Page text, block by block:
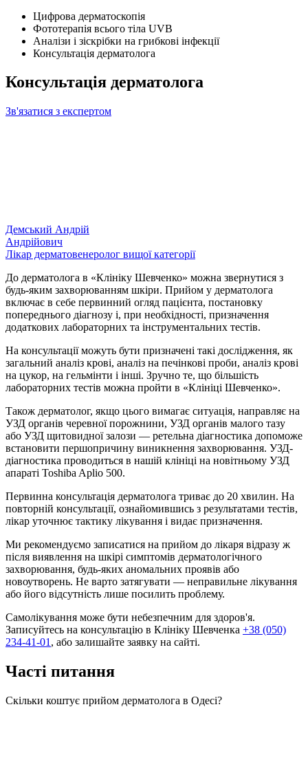
Цифрова дерматоскопія
Фототерапія всього тіла UVB
Аналізи і зіскрібки на грибкові інфекції
Консультація дерматолога
Консультація дерматолога
Зв'язатися з експертом
Демський Андрій
Андрійович
Лікар дерматовенеролог вищої категорії
До дерматолога в «Клініку Шевченко» можна звернутися з
будь-яким захворюванням шкіри. Прийом у дерматолога
включає в себе первинний огляд пацієнта, постановку
попереднього діагнозу і, при необхідності, призначення
додаткових лабораторних та інструментальних тестів.
На консультації можуть бути призначені такі дослідження, як
загальний аналіз крові, аналіз на печінкові проби, аналіз крові
на цукор, на гельмінти і інші. Зручно те, що більшість
лабораторних тестів можна пройти в «Клініці Шевченко».
Також дерматолог, якщо цього вимагає ситуація, направляє на
УЗД органів черевної порожнини, УЗД органів малого тазу
або УЗД щитовидної залози — ретельна діагностика допоможе
встановити першопричину виникнення захворювання. УЗД-
діагностика проводиться в нашій клініці на новітньому УЗД
апараті Toshiba Aplio 500.
Первинна консультація дерматолога триває до 20 хвилин. На
повторній консультації, ознайомившись з результатами тестів,
лікар уточнює тактику лікування і видає призначення.
Ми рекомендуємо записатися на прийом до лікаря відразу ж
після виявлення на шкірі симптомів дерматологічного
захворювання, будь-яких аномальних проявів або
новоутворень. Не варто затягувати — неправильне лікування
або його відсутність лише посилить проблему.
Самолікування може бути небезпечним для здоров'я.
Записуйтесь на консультацію в Клініку Шевченка +38 (050)
234-41-01 , або залишайте заявку на сайті.
Часті питання
Скільки коштує прийом дерматолога в Одесі?